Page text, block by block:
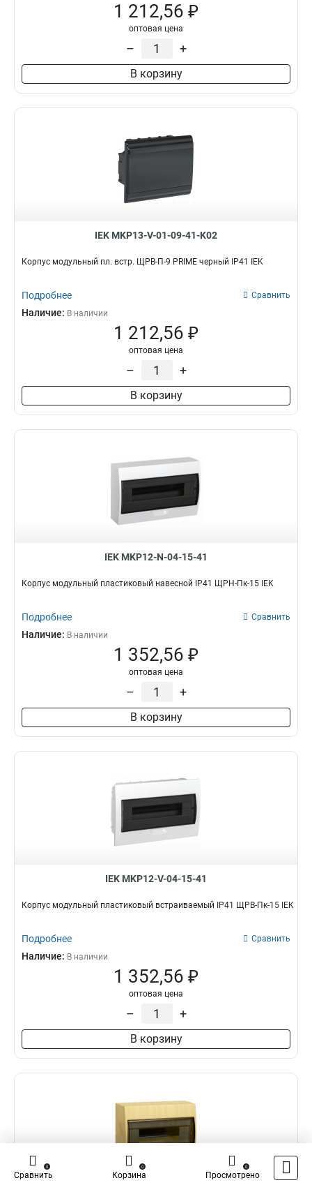
1 212,56 ₽
оптовая цена
– +
В корзину
IEK MKP13-V-01-09-41-K02
Корпус модульный пл. встр. ЩРВ-П-9 PRIME черный IP41 IEK
Подробнее Сравнить
Наличие: В наличии
1 212,56 ₽
оптовая цена
– +
В корзину
IEK MKP12-N-04-15-41
Корпус модульный пластиковый навесной IP41 ЩРН-Пк-15 IEK
Подробнее Сравнить
Наличие: В наличии
1 352,56 ₽
оптовая цена
– +
В корзину
IEK MKP12-V-04-15-41
Корпус модульный пластиковый встраиваемый IP41 ЩРВ-Пк-15 IEK
Подробнее Сравнить
Наличие: В наличии
1 352,56 ₽
оптовая цена
– +
В корзину
Сравнить
0
Корзина
0
Просмотрено
0